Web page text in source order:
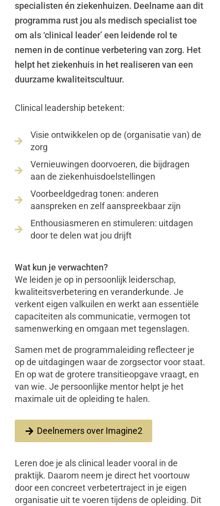
specialisten én ziekenhuizen. Deelname aan dit
programma rust jou als medisch specialist toe
om als ‘clinical leader’ een leidende rol te
nemen in de continue verbetering van zorg. Het
helpt het ziekenhuis in het realiseren van een
duurzame kwaliteitscultuur.
Clinical leadership betekent:

Visie ontwikkelen op de (organisatie van) de
zorg

Vernieuwingen doorvoeren, die bijdragen
aan de ziekenhuisdoelstellingen

Voorbeeldgedrag tonen: anderen
aanspreken en zelf aanspreekbaar zijn

Enthousiasmeren en stimuleren: uitdagen
door te delen wat jou drijft
Wat kun je verwachten?
We leiden je op in persoonlijk leiderschap,
kwaliteitsverbetering en veranderkunde. Je
verkent eigen valkuilen en werkt aan essentiële
capaciteiten als communicatie, vermogen tot
samenwerking en omgaan met tegenslagen.
Samen met de programmaleiding reflecteer je
op de uitdagingen waar de zorgsector voor staat.
En op wat de grotere transitieopgave vraagt, en
van wie. Je persoonlijke mentor helpt je het
maximale uit de opleiding te halen.
Deelnemers over Imagine2
Leren doe je als clinical leader vooral in de
praktijk. Daarom neem je direct het voortouw
door een concreet verbetertraject in je eigen
organisatie uit te voeren tijdens de opleiding. Dit